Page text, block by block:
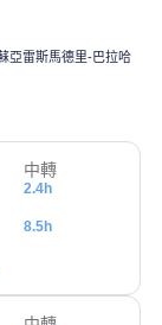
亞雷斯馬德里-巴拉哈
中轉
2.4h
8.5h